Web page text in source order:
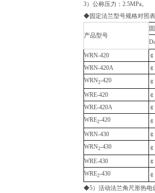
3）公称压力：2.5MPa。
◆固定法兰型号规格对照表
产品型号
WRN-420
WRN-420A
WRN2-420
WRE-420
WRE-420A
WRE2-420
WRN-430
WRN2-430
WRE-430
WRE2-430
◆5）活动法兰角尺形热电